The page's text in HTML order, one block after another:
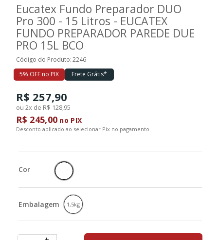
Limpeza
Piscina
Ferramentas
Marcas
PROMOÇÃO
Eucatex Fundo Preparador DUO
Pro 300 - 15 Litros - EUCATEX
FUNDO PREPARADOR PAREDE DUE
PRO 15L BCO
Código do Produto: 2246
5% OFF no PIX
Frete Grátis*
R$ 257,90
ou 2x de R$ 128,95
R$ 245,00 no PIX
Desconto aplicado ao selecionar Pix no pagamento.
Cor
Embalagem 1,5kg